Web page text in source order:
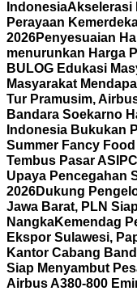
IndonesiaAkselerasi
Perayaan
2026Penyesuaian
menurunkan Harga
BULOG Edukasi
Masyarakat
Tur Pramusim,
Bandara Soekarno
Indonesia Bukukan
Summer Fancy
Tembus Pasar AS
Upaya Pencegahan
2026Dukung
Jawa Barat, PLN
NangkaKemendag
Ekspor Sulawesi,
Kantor Cabang
Siap Menyambut
Airbus A380-800